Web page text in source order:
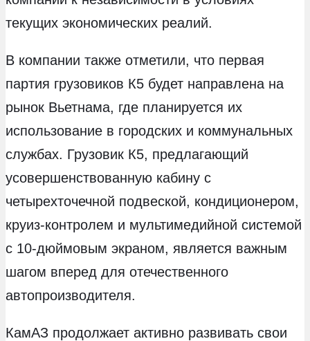
текущих экономических реалий.
В компании также отметили, что первая
партия грузовиков К5 будет направлена на
рынок Вьетнама, где планируется их
использование в городских и коммунальных
службах. Грузовик К5, предлагающий
усовершенствованную кабину с
четырехточечной подвеской, кондиционером,
круиз-контролем и мультимедийной системой
с 10-дюймовым экраном, является важным
шагом вперед для отечественного
автопроизводителя.
КамАЗ продолжает активно развивать свои